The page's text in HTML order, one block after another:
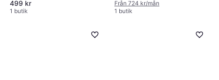
499 kr
1 butik
Från 724 kr/mån
1 butik